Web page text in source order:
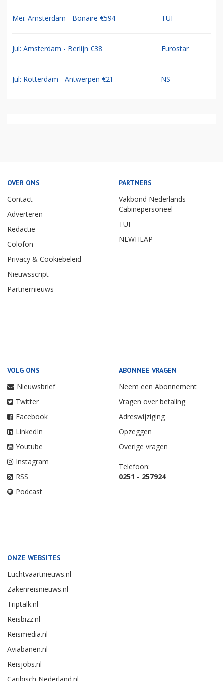
Mei: Amsterdam - Bonaire €594 TUI
Jul: Amsterdam - Berlijn €38 Eurostar
Jul: Rotterdam - Antwerpen €21 NS
OVER ONS
Contact
Adverteren
Redactie
Colofon
Privacy & Cookiebeleid
Nieuwsscript
Partnernieuws
PARTNERS
Vakbond Nederlands
Cabinepersoneel
TUI
NEWHEAP
VOLG ONS
Nieuwsbrief
Twitter
Facebook
LinkedIn
Youtube
Instagram
RSS
Podcast
ABONNEE VRAGEN
Neem een Abonnement
Vragen over betaling
Adreswijziging
Opzeggen
Overige vragen
Telefoon:
0251 - 257924
ONZE WEBSITES
Luchtvaartnieuws.nl
Zakenreisnieuws.nl
Triptalk.nl
Reisbizz.nl
Reismedia.nl
Aviabanen.nl
Reisjobs.nl
Caribisch Nederland.nl